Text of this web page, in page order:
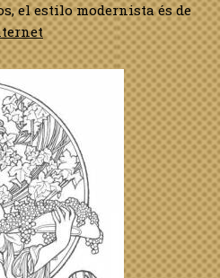
el estilo modernista és de